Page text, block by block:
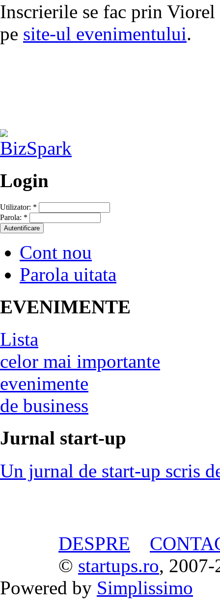
Inscrierile se fac prin Viorel
pe site-ul evenimentului.
Login
Utilizator: *
Parola: *
Cont nou
Parola uitata
EVENIMENTE
Lista
celor mai importante
evenimente
de business
Jurnal start-up
Un jurnal de start-up scris
DESPRE
© startups.ro, 2007-
Powered by Simplissimo